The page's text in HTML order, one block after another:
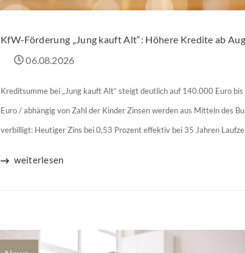
KfW-Förderung „Jung kauft Alt“: Höhere Kredite ab
06.08.2026
Kreditsumme bei „Jung kauft Alt“ steigt deutlich auf 140.000 Euro
Euro / abhängig von Zahl der Kinder Zinsen werden aus Mitteln des
verbilligt: Heutiger Zins bei 0,53 Prozent effektiv bei 35 Jahren
weiterlesen